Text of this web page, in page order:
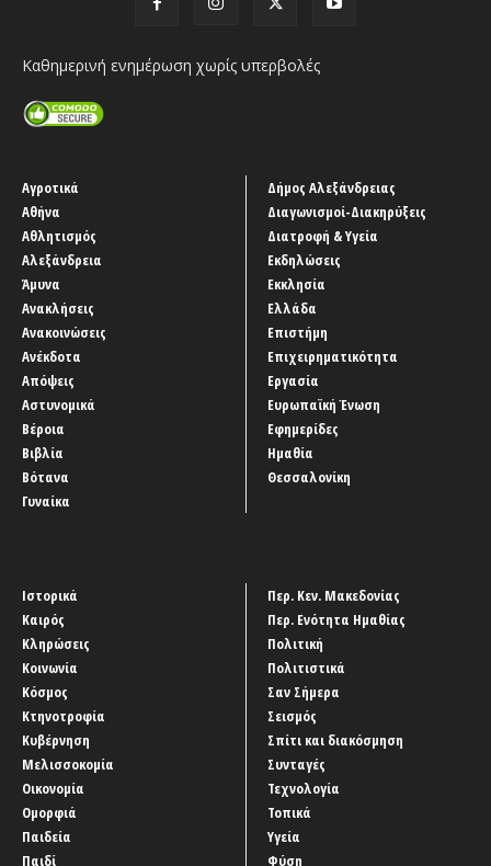
Καθημερινή ενημέρωση χωρίς υπερβολές
Αγροτικά
Αθήνα
Αθλητισμός
Αλεξάνδρεια
Άμυνα
Ανακλήσεις
Ανακοινώσεις
Ανέκδοτα
Απόψεις
Αστυνομικά
Βέροια
Βιβλία
Βότανα
Γυναίκα
Δήμος Αλεξάνδρειας
Διαγωνισμοί-Διακηρύξεις
Διατροφή & Υγεία
Εκδηλώσεις
Εκκλησία
Ελλάδα
Επιστήμη
Επιχειρηματικότητα
Εργασία
Ευρωπαϊκή Ένωση
Εφημερίδες
Ημαθία
Θεσσαλονίκη
Ιστορικά
Καιρός
Κληρώσεις
Κοινωνία
Κόσμος
Κτηνοτροφία
Κυβέρνηση
Μελισσοκομία
Οικονομία
Ομορφιά
Παιδεία
Παιδί
Περ. Κεν. Μακεδονίας
Περ. Ενότητα Ημαθίας
Πολιτική
Πολιτιστικά
Σαν Σήμερα
Σεισμός
Σπίτι και διακόσμηση
Συνταγές
Τεχνολογία
Τοπικά
Υγεία
Φύση